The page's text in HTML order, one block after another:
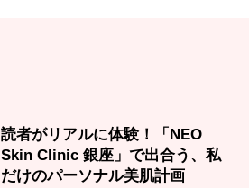
読者がリアルに体験！「NEO
Skin Clinic 銀座」で出合う、私
だけのパーソナル美肌計画